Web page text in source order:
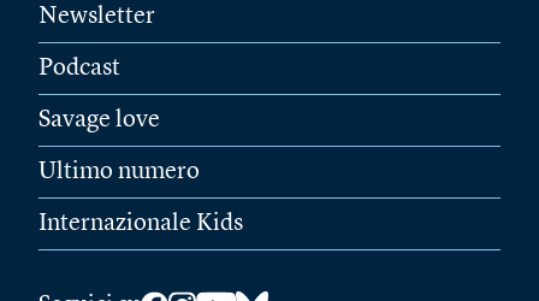
Newsletter
Podcast
Savage love
Ultimo numero
Internazionale Kids